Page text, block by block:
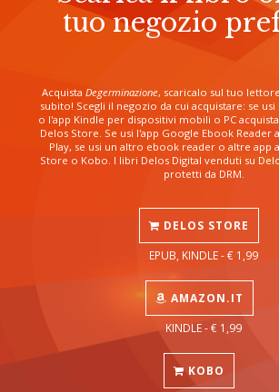
tuo negozio
Acquista Degerminazione, scaricalo sul tuo
subito! Scegli il negozio da cui acquistare: se
o l'app Kindle per dispositivi mobili o PC
Delos Store. Se usi l'app Google Ebook Reader
Play, se usi un altro ebook reader o altre app
Store o Kobo. I libri Delos Digital venduti su
protetti da DRM.
DELOS STORE
EPUB, KINDLE - € 1,99
AMAZON.IT
KINDLE - € 1,99
KOBO